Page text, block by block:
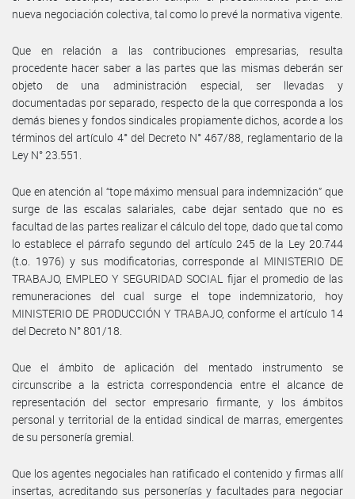
nueva negociación colectiva, tal como lo prevé la normativa vigente.
Que en relación a las contribuciones empresarias, resulta
procedente hacer saber a las partes que las mismas deberán ser
objeto de una administración especial, ser llevadas y
documentadas por separado, respecto de la que corresponda a los
demás bienes y fondos sindicales propiamente dichos, acorde a los
términos del artículo 4° del Decreto N° 467/88, reglamentario de la
Ley N° 23.551.
Que en atención al “tope máximo mensual para indemnización” que
surge de las escalas salariales, cabe dejar sentado que no es
facultad de las partes realizar el cálculo del tope, dado que tal como
lo establece el párrafo segundo del artículo 245 de la Ley 20.744
(t.o. 1976) y sus modificatorias, corresponde al MINISTERIO DE
TRABAJO, EMPLEO Y SEGURIDAD SOCIAL fijar el promedio de las
remuneraciones del cual surge el tope indemnizatorio, hoy
MINISTERIO DE PRODUCCIÓN Y TRABAJO, conforme el artículo 14
del Decreto N° 801/18.
Que el ámbito de aplicación del mentado instrumento se
circunscribe a la estricta correspondencia entre el alcance de
representación del sector empresario firmante, y los ámbitos
personal y territorial de la entidad sindical de marras, emergentes
de su personería gremial.
Que los agentes negociales han ratificado el contenido y firmas allí
insertas, acreditando sus personerías y facultades para negociar